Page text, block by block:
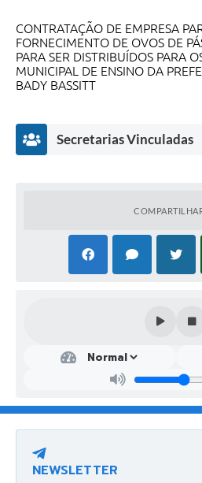
CONTRATAÇÃO DE EMPRESA
FORNECIMENTO DE OVOS DE
PARA SER DISTRIBUÍDOS PARA
MUNICIPAL DE ENSINO DA
BADY BASSITT
Secretarias Vinculadas
etar
pal
de
caçã
o
NEWSLETTER